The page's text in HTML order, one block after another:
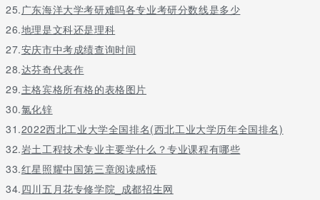
25. 广东海洋大学考研难吗各专业考研分数线是多少
26.地理是文科还是理科
27.安庆市中考成绩查询时间
28.达芬奇代表作
29.主格宾格所有格的表格图片
30.氯化锌
31.2022西北工业大学全国排名(西北工业大学历年全国排名)
32.岩土工程技术专业主要学什么？专业课程有哪些
33.红星照耀中国第三章阅读感悟
34.四川五月花专修学院_成都招生网